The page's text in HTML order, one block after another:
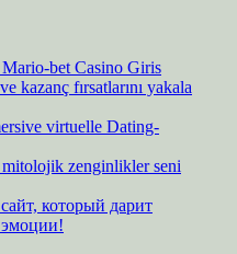
bet Casino Giris
kazanç fırsatlarını yakala
virtuelle Dating-
zenginlikler seni
который дарит